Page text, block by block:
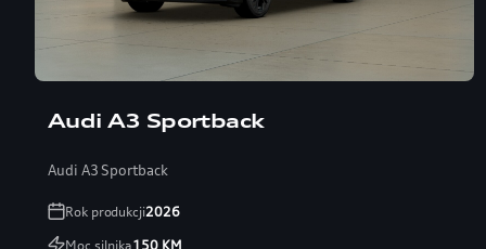
Audi A3 Sportback
Audi A3 Sportback
Rok produkcji2026
Moc silnika150KM